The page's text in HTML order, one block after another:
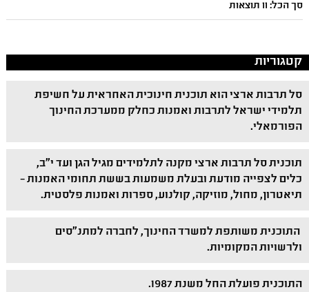
סך הכל: 11 תוצאות
קטגוריות
סל תרבות ארצי הוא תוכנית חינוכית האחראית על חשיפת
תלמידי ישראל לתרבות ואמנות כחלק ממערכת החינוך
הפורמאלי.
תוכנית סל תרבות ארצי מקנה לתלמידים מגיל הגן ועד י"ב,
כלים לצפייה מודעת ובעלת משמעות בששת תחומי האמנות –
תיאטרון, מחול, מוזיקה, קולנוע, ספרות ואמנות פלסטית.
התוכנית משותפת למשרד החינוך, לחברה למתנ"סים
ולרשויות המקומיות.
התוכנית פועלת החל משנת 1987.